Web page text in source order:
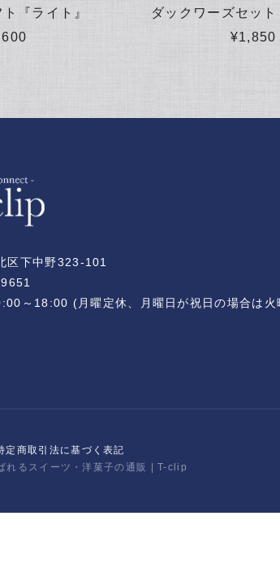
『ライト』
ダックワーズセット
¥1,850
区下中野323-101
～18:00 (月曜定休、月曜日が祝日の場合は火
定商取引法に基づく表記
れるスイーツ・洋菓子の通販 | T-clip